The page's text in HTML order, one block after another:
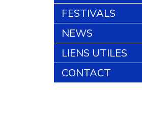
FESTIVALS
NEWS
LIENS UTILES
CONTACT